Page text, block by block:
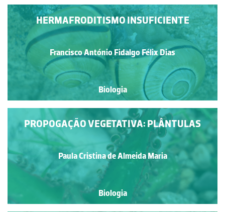
HERMAFRODITISMO INSUFICIENTE
Francisco António Fidalgo Félix Dias
Biologia
PROPOGAÇÃO VEGETATIVA: PLÂNTULAS
Paula Cristina de Almeida Maria
Biologia